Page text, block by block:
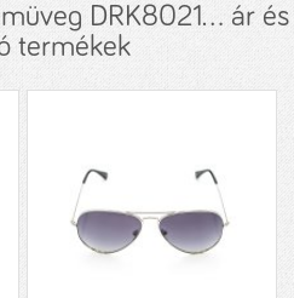
DRK8021... ár és
termékek